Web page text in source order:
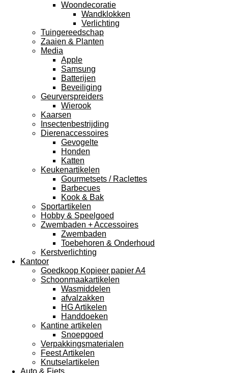
Woondecoratie
Wandklokken
Verlichting
Tuingereedschap
Zaaien & Planten
Media
Apple
Samsung
Batterijen
Beveiliging
Geurverspreiders
Wierook
Kaarsen
Insectenbestrijding
Dierenaccessoires
Gevogelte
Honden
Katten
Keukenartikelen
Gourmetsets / Raclettes
Barbecues
Kook & Bak
Sportartikelen
Hobby & Speelgoed
Zwembaden + Accessoires
Zwembaden
Toebehoren & Onderhoud
Kerstverlichting
Kantoor
Goedkoop Kopieer papier A4
Schoonmaakartikelen
Wasmiddelen
afvalzakken
HG Artikelen
Handdoeken
Kantine artikelen
Snoepgoed
Verpakkingsmaterialen
Feest Artikelen
Knutselartikelen
Auto & Fiets